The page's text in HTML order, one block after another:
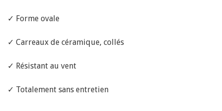
✓ Forme ovale
✓ Carreaux de céramique, collés
✓ Résistant au vent
✓ Totalement sans entretien